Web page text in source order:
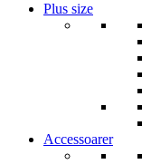
Plus size
Accessoarer